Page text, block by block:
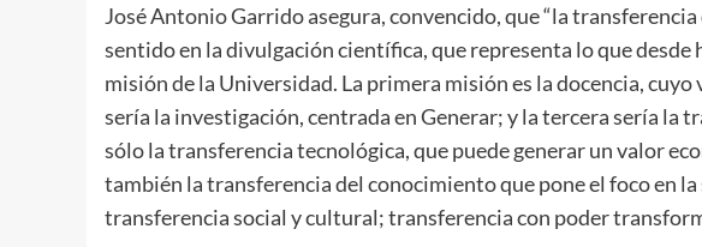
José Antonio Garrido asegura, convencido, que “la
sentido en la divulgación científica, que representa lo que desde
misión de la Universidad. La primera misión es la docencia,
sería la investigación, centrada en Generar; y la tercera sería la
sólo la transferencia tecnológica, que puede generar un valor
también la transferencia del conocimiento que pone el foco en
transferencia social y cultural; transferencia con poder